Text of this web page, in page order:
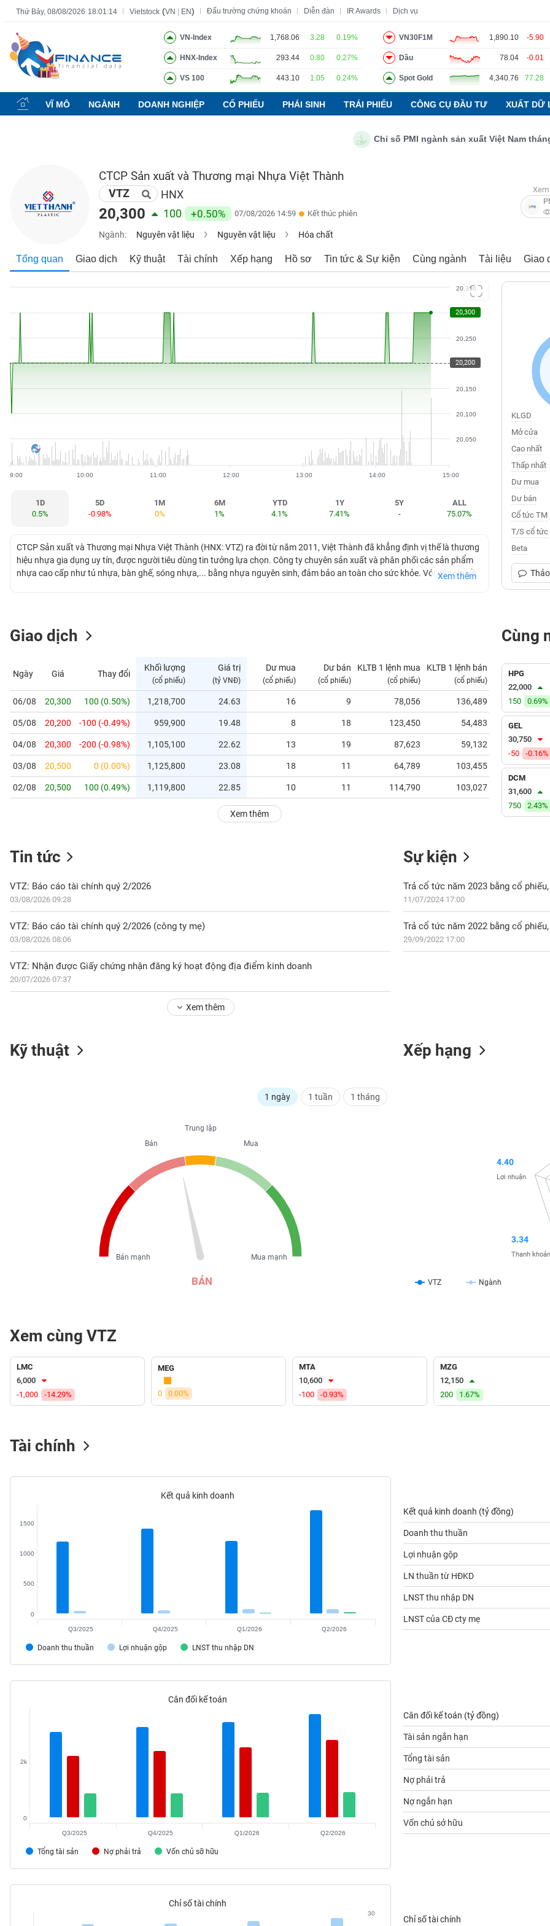
Thứ Bảy, 08/08/2026 18:01:15 Vietstock (VN EN) Đấu trường chứng khoán Diễn đàn IR Awards Dịch vụ
VN-Index 1,768.06 3.28 0.19%
HNX-Index 293.44 0.80 0.27%
VS 100 443.10 1.05 0.24%
VN30F1M 1,890.10 -5.90
Dầu 78.04 -0.01
Spot Gold 4,340.76 77.28
VĨ MÔ NGÀNH DOANH NGHIỆP CỔ PHIẾU PHÁI SINH TRÁI PHIẾU CÔNG CỤ ĐẦU TƯ XUẤT DỮ
Chỉ số PMI ngành sản xuất Việt Nam tháng
CTCP Sản xuất và Thương mại Nhựa Việt Thành
VTZ HNX
20,300 100 +0.50% 07/08/2026 14:59 Kết thúc phiên
Ngành: Nguyên vật liệu Nguyên vật liệu Hóa chất
Tổng quan Giao dịch Kỹ thuật Tài chính Xếp hạng Hồ sơ Tin tức & Sự kiện Cùng ngành Tài liệu Giao
20,200
20,050
20,100
20,150
20,250
20,300
20,350
9:00 10:00 11:00 12:00 13:00 14:00 15:00
20,200
20,300
1D
0.5%
5D
-0.98%
1M
0%
6M
1%
YTD
4.1%
1Y
7.41%
5Y
-
ALL
75.07%
CTCP Sản xuất và Thương mại Nhựa Việt Thành (HNX: VTZ) ra đời từ năm 2011, Việt Thành đã khẳng định vị thế là thương
hiệu nhựa gia dụng uy tín, được người tiêu dùng tin tưởng lựa chọn. Công ty chuyên sản xuất và phân phối các sản phẩm
nhựa cao cấp như tủ nhựa, bàn ghế, sóng nhựa,... bằng nhựa nguyên sinh, đảm bảo an toàn cho sức khỏe. Với dây chuyền
Xem thêm
KLGD
Mở cửa
Cao nhất
Thấp nhất
Dư mua
Dư bán
Cổ tức TM
T/S cổ tức
Beta
Giao dịch
Ngày Giá Thay đổi
Khối lượng
(cổ phiếu)
Giá trị
(tỷ VNĐ)
Dư mua
(cổ phiếu)
Dư bán
(cổ phiếu)
KLTB 1 lệnh mua
(cổ phiếu)
KLTB 1 lệnh bán
(cổ phiếu)
06/08 20,300 100 (0.50%) 1,218,700 24.63 16 9 78,056 136,489 0.00
05/08 20,200 -100 (-0.49%) 959,900 19.48 8 18 123,450 54,483
04/08 20,300 -200 (-0.98%) 1,105,100 22.62 13 19 87,623 59,132 0.00
03/08 20,500 0 (0.00%) 1,125,800 23.08 18 11 64,789 103,455 0.00
02/08 20,500 100 (0.49%) 1,119,800 22.85 10 11 114,790 103,027 0.00
Xem thêm
Cùng
HPG
22,000
150
0.69%
GEL
30,750
-50
-0.16%
DCM
31,600
750
2.43%
Tin tức
VTZ: Báo cáo tài chính quý 2/2026
03/08/2026 09:28
VTZ: Báo cáo tài chính quý 2/2026 (công ty mẹ)
03/08/2026 08:06
VTZ: Nhận được Giấy chứng nhận đăng ký hoạt động địa điểm kinh doanh
20/07/2026 07:37
Xem thêm
Sự kiện
Trả cổ tức năm 2023 bằng cổ
11/07/2024 17:00
Trả cổ tức năm 2022 bằng cổ
29/09/2022 17:00
Kỹ thuật
1 ngày 1 tuần 1 tháng
BÁN
Trung lập
Mua
Mua mạnh
Bán
Bán mạnh
Xếp hạng
VTZ Ngành
3.34
Thanh khoản
4.40
Lợi nhuận
Xem cùng VTZ
LMC
6,000
-1,000
-14.29%
MEG
0 0.00%
MTA
10,600
-100
-0.93%
MZG
12,150
200
1.67%
Tài chính
Kết quả kinh doanh
Doanh thu thuần Lợi nhuận gộp LNST thu nhập DN
0
500
1000
1500
Q3/2025 Q4/2025 Q1/2026 Q2/2026
Kết quả kinh doanh (tỷ đồng)
Doanh thu thuần
Lợi nhuận gộp
LN thuần từ HĐKD
LNST thu nhập DN
LNST của CĐ cty mẹ
Cân đối kế toán
Tổng tài sản Nợ phải trả Vốn chủ sỡ hữu
0
2k
Q3/2025 Q4/2025 Q1/2026 Q2/2026
Cân đối kế toán (tỷ đồng)
Tài sản ngắn hạn
Tổng tài sản
Nợ phải trả
Nợ ngắn hạn
Vốn chủ sở hữu
Chỉ số tài chính
30
Chỉ số tài chính
Tất cả Tính năng Ngành Mã chứng khoán Lãnh đạo Báo cáo phân tích Thuật ngữ
Tính
năng
(-)
CHỨNG
KHOÁN
NGHIỆP
ĐỘNG
HÓA
GIỚI
CÁ
NHÂN
PHÂN
TÍCH
VIETSTOCKFINANCE
DOANH
NGHIỆP
CỔ
PHIẾU
SINH
(-)
VS-
SECTOR
NGUYÊN
VẬT
NGHIỆP
TIÊU
KHÔNG
YẾU
TIÊU
THIẾT